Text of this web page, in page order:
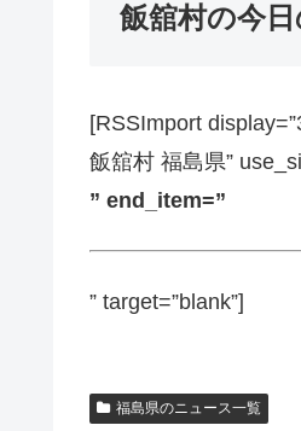
飯舘村の今
[RSSImport
飯舘村 福島県”
” end_item=”
” target=”blank”]
福島県のニュース一覧